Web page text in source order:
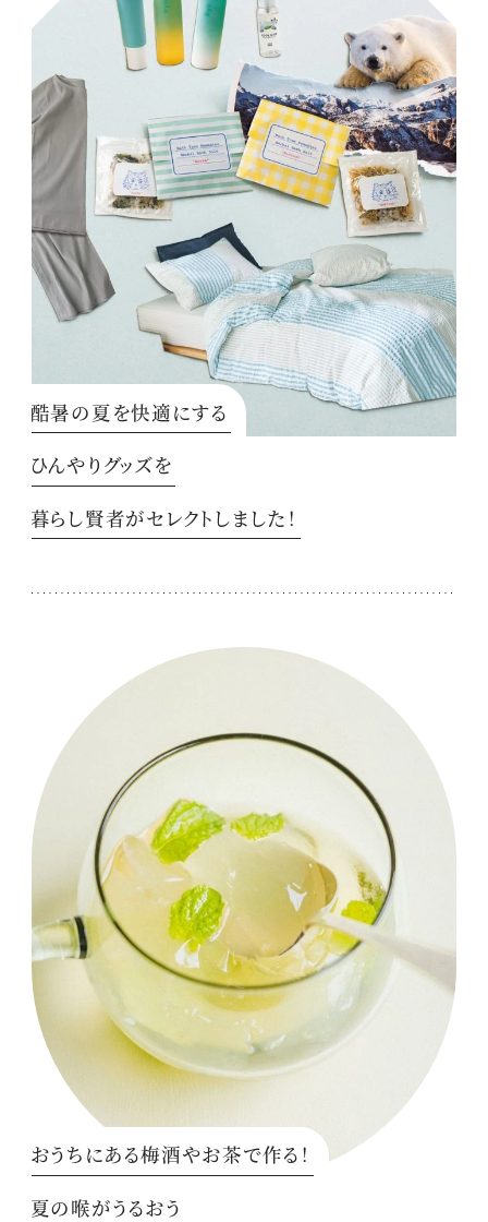
酷暑の夏を快適にする
ひんやりグッズを
暮らし賢者がセレクトしました！
おうちにある梅酒やお茶で作る！
夏の喉がうるおう